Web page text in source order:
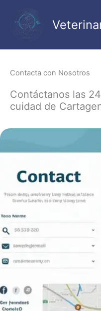
contenido
Contacta con Nosotros
Contáctanos las
cuidad de